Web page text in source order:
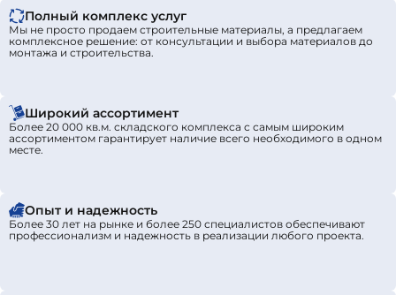
Полный комплекс услуг
Мы не просто продаем строительные материалы, а предлагаем
комплексное решение: от консультации и выбора материалов до
монтажа и строительства.
Широкий ассортимент
Более 20 000 кв.м. складского комплекса с самым широким
ассортиментом гарантирует наличие всего необходимого в одном
месте.
Опыт и надежность
Более 30 лет на рынке и более 250 специалистов обеспечивают
профессионализм и надежность в реализации любого проекта.